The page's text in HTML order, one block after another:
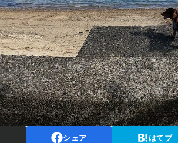
シェア はてブ